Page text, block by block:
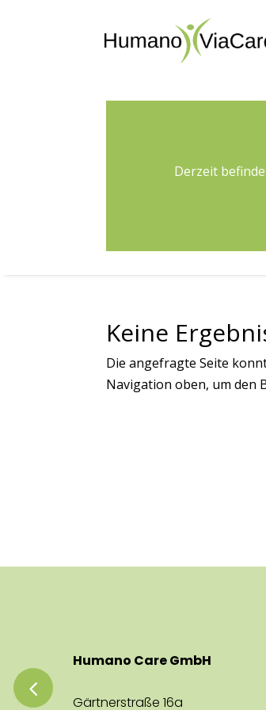
Derzeit
Keine
Die angefragte Seite
Navigation oben, um den
Humano Care GmbH
Gärtnerstraße 16a